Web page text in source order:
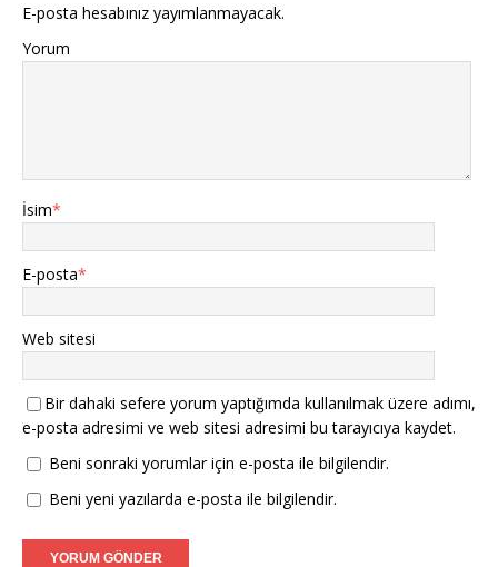
E-posta hesabınız yayımlanmayacak.
Yorum
İsim*
E-posta*
Web sitesi
Bir dahaki sefere yorum yaptığımda kullanılmak üzere adımı,
e-posta adresimi ve web sitesi adresimi bu tarayıcıya kaydet.
Beni sonraki yorumlar için e-posta ile bilgilendir.
Beni yeni yazılarda e-posta ile bilgilendir.